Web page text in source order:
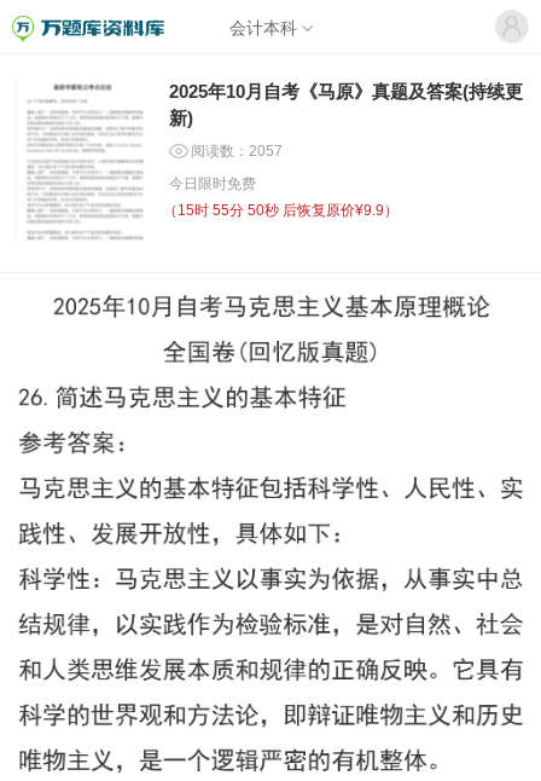
会计本科
2025年10月自考《马原》真题及答案(持续更
新)
阅读数：2057
今日限时免费
（ 15时 55分 50秒 后恢复原价¥9.9）